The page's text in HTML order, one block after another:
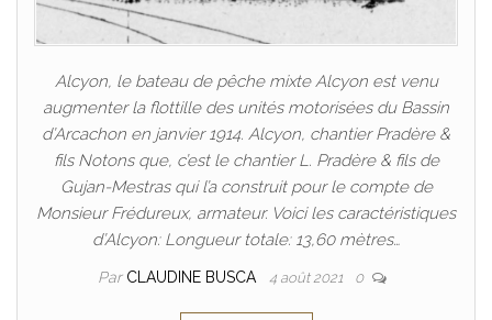
Alcyon, le bateau de pêche mixte Alcyon est venu
augmenter la flottille des unités motorisées du Bassin
d’Arcachon en janvier 1914. Alcyon, chantier Pradère &
fils Notons que, c’est le chantier L. Pradère & fils de
Gujan-Mestras qui l’a construit pour le compte de
Monsieur Frédureux, armateur. Voici les caractéristiques
d’Alcyon: Longueur totale: 13,60 mètres…
Par CLAUDINE BUSCA 4 août 2021 0